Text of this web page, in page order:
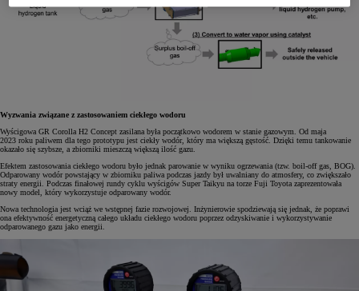
Wyzwania związane z zastosowaniem ciekłego wodoru
Wyścigowa GR Corolla H2 Concept zasilana była początkowo wodorem w stanie gazowym. Od maja
2023 roku paliwem dla tego prototypu jest ciekły wodór, który ma większą gęstość. Dzięki temu tankowanie
okazało się szybsze, a zbiorniki mieszczą większą ilość gazu.
Efektem zastosowania ciekłego wodoru było jednak parowanie w wyniku ogrzewania (tzw. boil-off gas, BOG).
Odparowany wodór powstający w zbiorniku paliwa podczas jazdy był uwalniany do atmosfery, co zwiększało
straty energii. Podczas finałowej rundy cyklu wyścigów Super Taikyu na torze Fuji Toyota zaprezentowała
nowy model, który wykorzystuje odparowany wodór.
Nowa technologia jest wciąż we wstępnej fazie rozwojowej. Inżynierowie spodziewają się jednak, że poprawi
ona efektywność energetyczną całego układu ciekłego wodoru poprzez odzyskiwanie i wykorzystywanie
odparowanego gazu jako energii.